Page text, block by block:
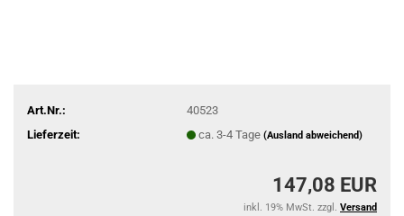
Art.Nr.:
40523
Lieferzeit:
ca. 3-4 Tage (Ausland abweichend)
147,08 EUR
inkl. 19% MwSt. zzgl. Versand